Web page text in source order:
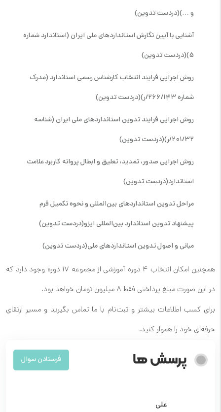
و …)(دردست تدوین)
آشنایی با آیین نگارش استانداردهای ملی ایران (استاندارد شماره
5) (دردست تدوین)
روش اجرایی فرایند انتخاب کارشناس رسمی استاندارد (مدرک
شماره 266/143/ر)
(دردست تدوین)
روش اجرایی فرایند تدوین استانداردهای ملی ایران (شناسه
201/32/ر)
(دردست تدوین)
روش اجرایی صدور، تمدید، تعلیق و ابطال پروانه کاربرد علامت
استاندارد(دردست تدوین)
مراحل تدوین استانداردهای بین‌المللی و نحوه تکمیل فرم
پیشنهاد تدوین استاندارد بین‌المللی ایزو(دردست تدوین)
مبانی و اصول تدوین استانداردهای ملی(دردست تدوین)
همچنین امکان انتخاب 4 دوره آموزشی از مجموعه 17 دوره وجود دارد که
در این صورت مبلغ پرداختی فقط 8 میلیون تومان خواهد بود.
برای کسب اطلاعات بیشتر و ثبت‌نام با ما تماس بگیرید و مسیر ارتقای
حرفه‌ای خود را هموار کنید.
پرسش ها فرستادن سوال
علی